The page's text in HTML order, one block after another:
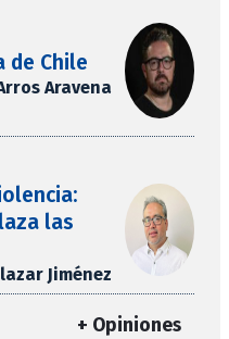
de Chile
Aravena
las
Jiménez
+ Opiniones